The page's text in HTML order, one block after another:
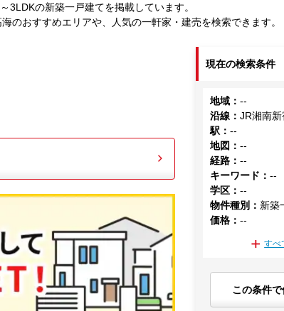
3LDKの新築一戸建てを掲載しています。
のおすすめエリアや、人気の一軒家・建売を検索できます。
現在の検索条件
地域 ：--
沿線 ：JR湘南
駅 ：--
地図 ：--
経路 ：--
キーワード ：--
学区 ：--
物件種別 ： 新築
価格 ：--
すべ
この条件